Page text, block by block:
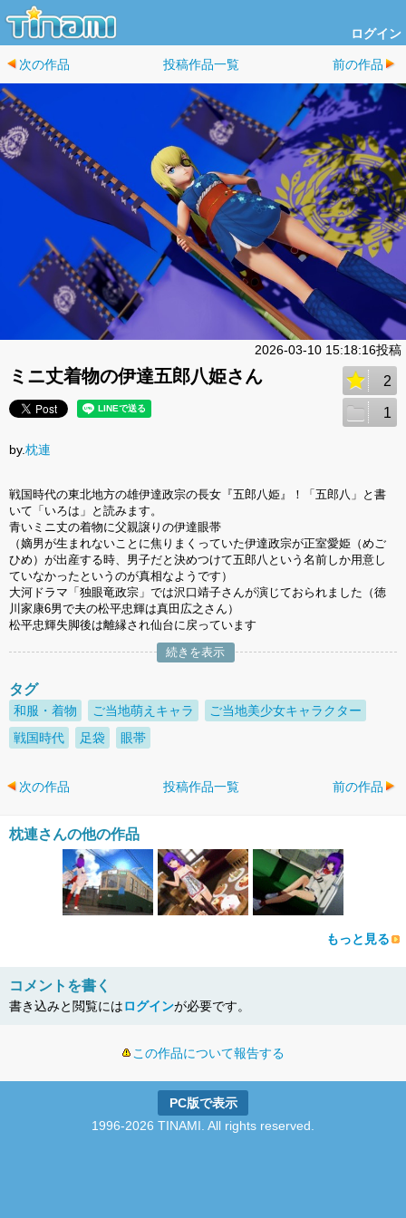
ログイン
次の作品 投稿作品一覧 前の作品
2026-03-10 15:18:16投稿
ミニ丈着物の伊達五郎八姫さん 2
1
by.枕連
戦国時代の東北地方の雄伊達政宗の長女『五郎八姫』！「五郎八」と書
いて「いろは」と読みます。
青いミニ丈の着物に父親譲りの伊達眼帯
（嫡男が生まれないことに焦りまくっていた伊達政宗が正室愛姫（めご
ひめ）が出産する時、男子だと決めつけて五郎八という名前しか用意し
ていなかったというのが真相なようです）
大河ドラマ「独眼竜政宗」では沢口靖子さんが演じておられました（徳
川家康6男で夫の松平忠輝は真田広之さん）
松平忠輝失脚後は離縁され仙台に戻っています
続きを表示
タグ
和服・着物 ご当地萌えキャラ
ご当地美少女キャラクター
戦国時代
足袋 眼帯
次の作品 投稿作品一覧 前の作品
枕連さんの他の作品
もっと見る
コメントを書く
書き込みと閲覧にはログインが必要です。
この作品について報告する
PC版で表示
1996-2026 TINAMI. All rights reserved.